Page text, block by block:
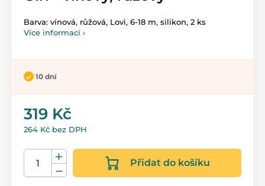
Barva: vínová, růžová, Lovi, 6-18 m, silikon, 2 ks
Více informací ›
10 dní
319 Kč
264 Kč bez DPH
Přidat do košíku